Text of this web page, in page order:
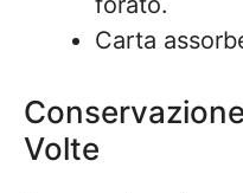
Carta
Volte